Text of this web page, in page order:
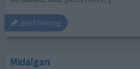
geef mening
Midalgan